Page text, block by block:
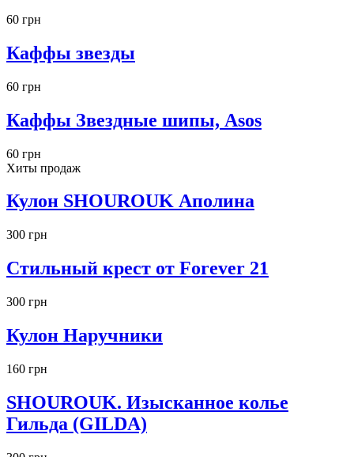
60 грн
Каффы звезды
60 грн
Каффы Звездные шипы, Asos
60 грн
Хиты продаж
Кулон SHOUROUK Аполина
300 грн
Стильный крест от Forever 21
300 грн
Кулон Наручники
160 грн
SHOUROUK. Изысканное колье
Гильда (GILDA)